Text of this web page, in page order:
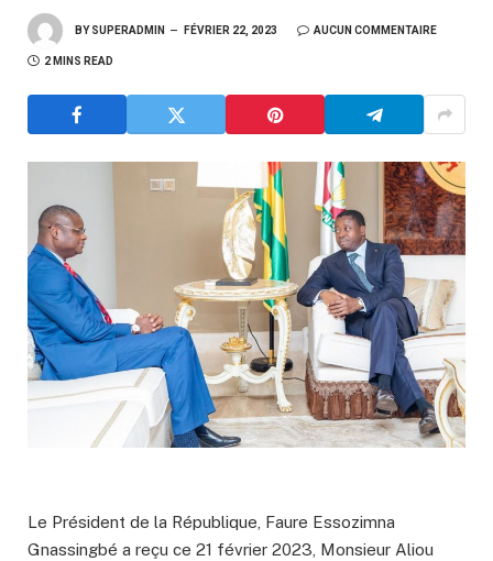
BY SUPERADMIN FÉVRIER 22, 2023 AUCUN COMMENTAIRE
2 MINS READ
Le Président de la République, Faure Essozimna
Gnassingbé a reçu ce 21 février 2023, Monsieur Aliou